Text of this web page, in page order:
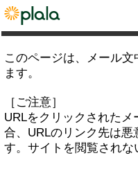
このページは、メール
ます。
［ご注意］
URLをクリックされた
合、URLのリンク先は
す。サイトを閲覧されな